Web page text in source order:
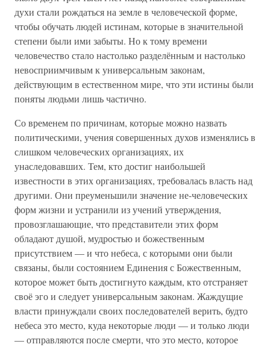
духи стали рождаться на земле в человеческой форме,
чтобы обучать людей истинам, которые в значительной
степени были ими забыты. Но к тому времени
человечество стало настолько разделённым и настолько
невосприимчивым к универсальным законам,
действующим в естественном мире, что эти истины были
поняты людьми лишь частично.
Со временем по причинам, которые можно назвать
политическими, учения совершенных духов изменялись в
слишком человеческих организациях, их
унаследовавших. Тем, кто достиг наибольшей
известности в этих организациях, требовалась власть над
другими. Они преуменьшили значение не-человеческих
форм жизни и устранили из учений утверждения,
провозглашающие, что представители этих форм
обладают душой, мудростью и божественным
присутствием — и что небеса, с которыми они были
связаны, были состоянием Единения с Божественным,
которое может быть достигнуто каждым, кто отстраняет
своё эго и следует универсальным законам. Жаждущие
власти принуждали своих последователей верить, будто
небеса это место, куда некоторые люди — и только люди
— отправляются после смерти, что это место, которое